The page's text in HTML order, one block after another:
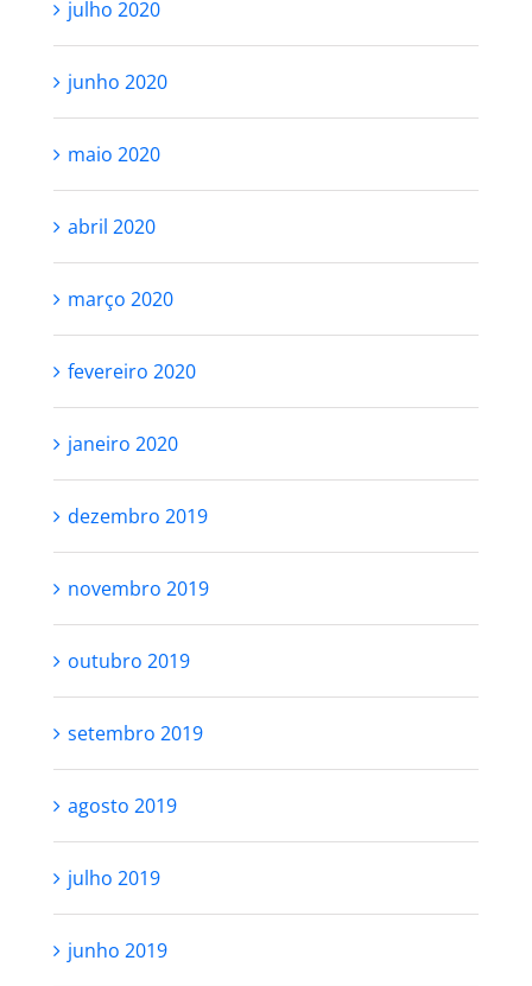
julho 2020
junho 2020
maio 2020
abril 2020
março 2020
fevereiro 2020
janeiro 2020
dezembro 2019
novembro 2019
outubro 2019
setembro 2019
agosto 2019
julho 2019
junho 2019